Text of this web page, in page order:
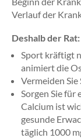
Verlauf der
Deshalb der Rat:
Sport kräftigt
animiert die
Vermeiden Sie
Sorgen Sie für
Calcium ist
gesunde
täglich 1000